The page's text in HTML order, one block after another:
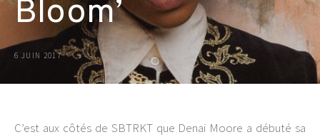
Bloom’
6 JUIN 2017
C’est aux côtés de SBTRKT que Denai Moore a débuté sa